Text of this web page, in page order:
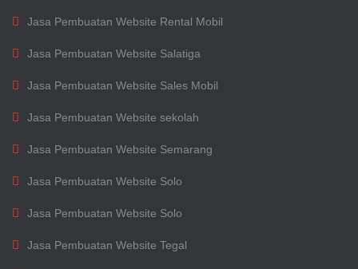
Jasa Pembuatan Website Rental Mobil
Jasa Pembuatan Website Salatiga
Jasa Pembuatan Website Sales Mobil
Jasa Pembuatan Website sekolah
Jasa Pembuatan Website Semarang
Jasa Pembuatan Website Solo
Jasa Pembuatan Website Solo
Jasa Pembuatan Website Tegal